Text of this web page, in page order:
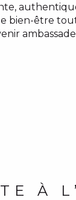
bien-être
À